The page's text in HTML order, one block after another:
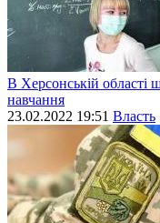
В Херсонській області
навчання
23.02.2022 19:51 Власть